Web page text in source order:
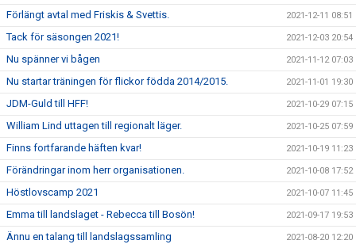
Förlängt avtal med Friskis & Svettis. 2021-12-11 08:51
Tack för säsongen 2021! 2021-12-03 20:54
Nu spänner vi bågen 2021-11-12 07:03
Nu startar träningen för flickor födda 2014/2015. 2021-11-01 19:30
JDM-Guld till HFF! 2021-10-29 07:15
William Lind uttagen till regionalt läger. 2021-10-25 07:59
Finns fortfarande häften kvar! 2021-10-19 11:23
Förändringar inom herr organisationen. 2021-10-08 17:52
Höstlovscamp 2021 2021-10-07 11:45
Emma till landslaget - Rebecca till Bosön! 2021-09-17 19:53
Ännu en talang till landslagssamling 2021-08-20 12:20